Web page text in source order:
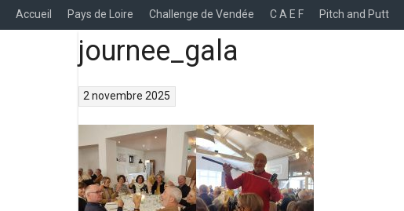
Accueil Pays de Loire Challenge de Vendée C A E F Pitch and Putt
journee_gala
2 novembre 2025